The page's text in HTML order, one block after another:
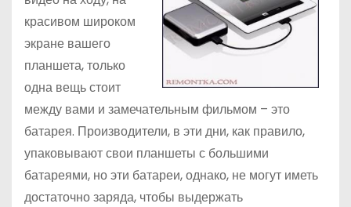
красивом широком
экране вашего
планшета, только
одна вещь стоит
между вами и замечательным фильмом – это
батарея. Производители, в эти дни, как правило,
упаковывают свои планшеты с большими
батареями, но эти батареи, однако, не могут иметь
достаточно заряда, чтобы выдержать